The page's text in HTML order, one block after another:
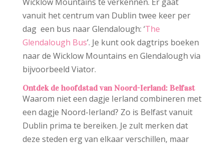
vanuit het centrum van Dublin twee keer per
dag een bus naar Glendalough: ‘The
Glendalough Bus’. Je kunt ook dagtrips boeken
naar de Wicklow Mountains en Glendalough via
bijvoorbeeld Viator.
Ontdek de hoofdstad van Noord-Ierland: Belfast
Waarom niet een dagje Ierland combineren met
een dagje Noord-Ierland? Zo is Belfast vanuit
Dublin prima te bereiken. Je zult merken dat
deze steden erg van elkaar verschillen, maar